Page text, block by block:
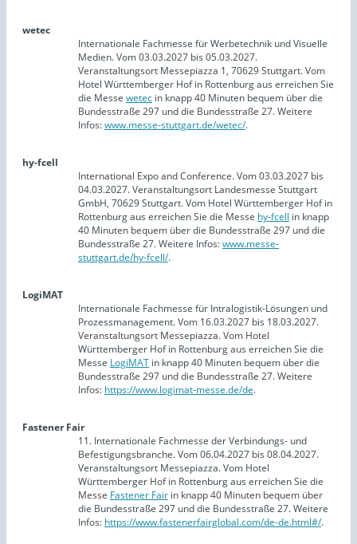
wetec
Internationale Fachmesse für Werbetechnik und Visuelle
Medien. Vom 03.03.2027 bis 05.03.2027.
Veranstaltungsort Messepiazza 1, 70629 Stuttgart. Vom
Hotel Württemberger Hof in Rottenburg aus erreichen Sie
die Messe wetec in knapp 40 Minuten bequem über die
Bundesstraße 297 und die Bundesstraße 27. Weitere
Infos:www.messe-stuttgart.de/wetec/.
hy-fcell
International Expo and Conference. Vom 03.03.2027 bis
04.03.2027. Veranstaltungsort Landesmesse Stuttgart
GmbH, 70629 Stuttgart. Vom Hotel Württemberger Hof in
Rottenburg aus erreichen Sie die Messe hy-fcell in knapp
40 Minuten bequem über die Bundesstraße 297 und die
Bundesstraße 27. Weitere Infos:www.messe-
stuttgart.de/hy-fcell/.
LogiMAT
Internationale Fachmesse für Intralogistik-Lösungen und
Prozessmanagement. Vom 16.03.2027 bis 18.03.2027.
Veranstaltungsort Messepiazza. Vom Hotel
Württemberger Hof in Rottenburg aus erreichen Sie die
Messe LogiMAT in knapp 40 Minuten bequem über die
Bundesstraße 297 und die Bundesstraße 27. Weitere
Infos: https://www.logimat-messe.de/de.
Fastener Fair
11. Internationale Fachmesse der Verbindungs- und
Befestigungsbranche. Vom 06.04.2027 bis 08.04.2027.
Veranstaltungsort Messepiazza. Vom Hotel
Württemberger Hof in Rottenburg aus erreichen Sie die
Messe Fastener Fair in knapp 40 Minuten bequem über
die Bundesstraße 297 und die Bundesstraße 27. Weitere
Infos: https://www.fastenerfairglobal.com/de-de.html#/.